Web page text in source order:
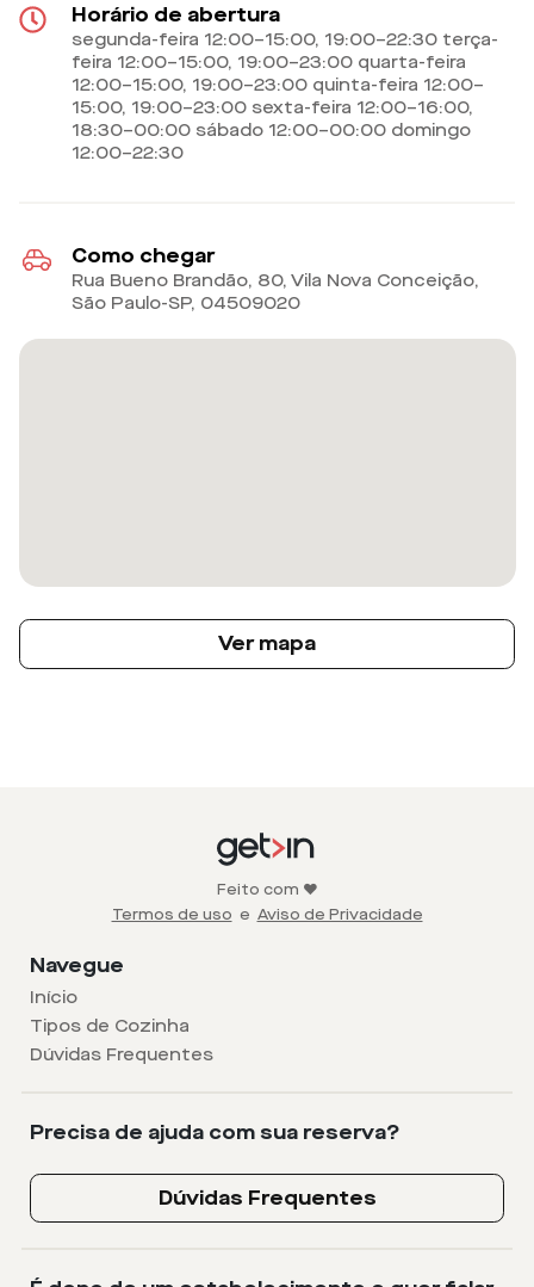
Horário de abertura
segunda-feira 12:00–15:00, 19:00–22:30 terça-
feira 12:00–15:00, 19:00–23:00 quarta-feira
12:00–15:00, 19:00–23:00 quinta-feira 12:00–
15:00, 19:00–23:00 sexta-feira 12:00–16:00,
18:30–00:00 sábado 12:00–00:00 domingo
12:00–22:30
Como chegar
Rua Bueno Brandão, 80, Vila Nova Conceição,
São Paulo-SP, 04509020
Ver mapa
Feito com ❤️
Termos de uso e Aviso de Privacidade
Navegue
Início
Tipos de Cozinha
Dúvidas Frequentes
Precisa de ajuda com sua reserva?
Dúvidas Frequentes